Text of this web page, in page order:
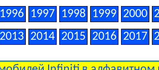
1996 1997 1998 1999 2000
2013 2014 2015 2016 2017